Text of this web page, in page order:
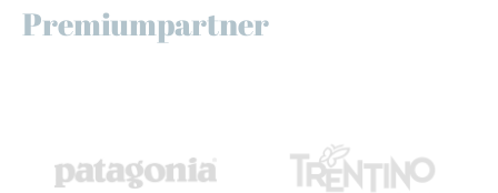
Premiumpartner